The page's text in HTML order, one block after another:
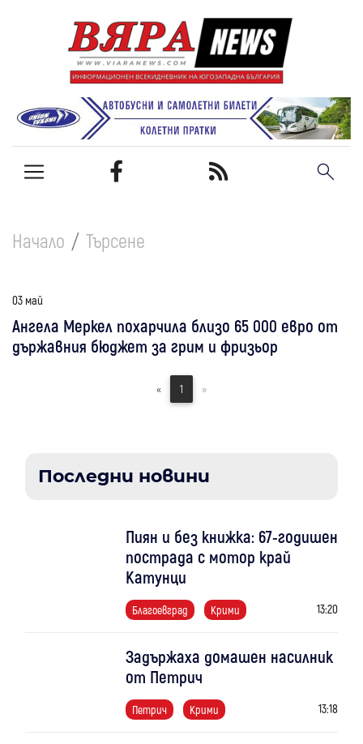
Начало Търсене
03 май
Ангела Меркел похарчила близо 65 000 евро от
държавния бюджет за грим и фризьор
« 1 »
Последни новини
Пиян и без книжка: 67-годишен
пострада с мотор край
Катунци
Благоевград Крими 13:20
Задържаха домашен насилник
от Петрич
Петрич Крими 13:18